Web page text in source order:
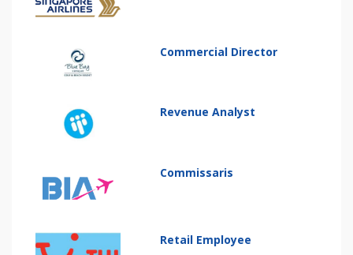
Commercial Director
Revenue Analyst
Commissaris
Retail Employee